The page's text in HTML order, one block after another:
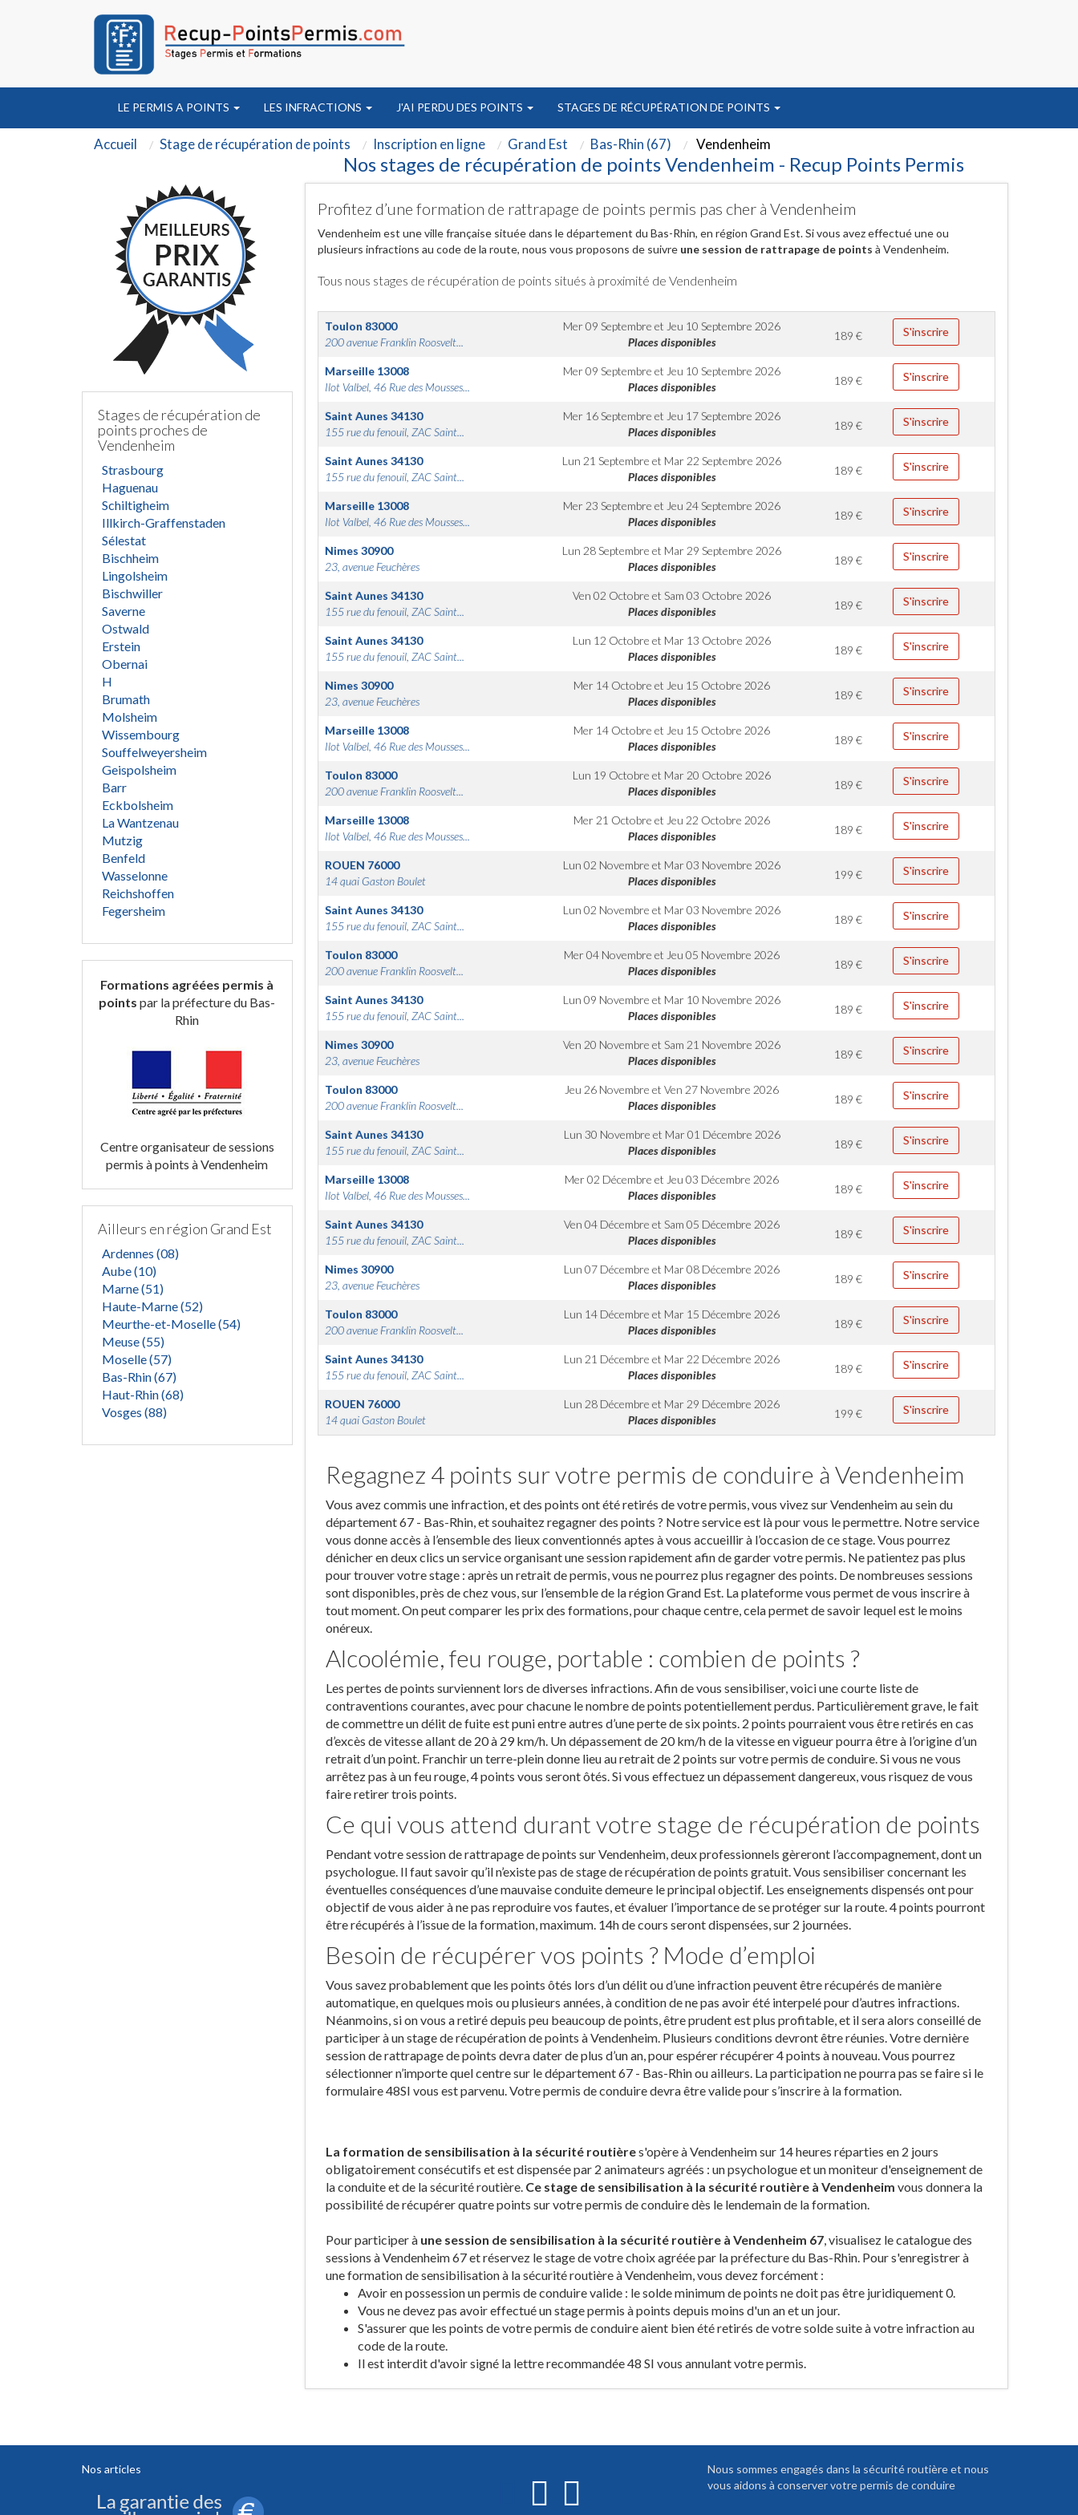
LE PERMIS A POINTS LES INFRACTIONS J'AI PERDU DES POINTS STAGES DE RÉCUPÉRATION DE POINTS
Accueil Stage de récupération de points Inscription en ligne Grand Est Bas-Rhin (67) Vendenheim
Nos stages de récupération de points Vendenheim - Recup Points Permis
Stages de récupération de
points proches de
Vendenheim
Strasbourg
Haguenau
Schiltigheim
Illkirch-Graffenstaden
Sélestat
Bischheim
Lingolsheim
Bischwiller
Saverne
Ostwald
Erstein
Obernai
H
Brumath
Molsheim
Wissembourg
Souffelweyersheim
Geispolsheim
Barr
Eckbolsheim
La Wantzenau
Mutzig
Benfeld
Wasselonne
Reichshoffen
Fegersheim
Formations agréées permis à
points par la préfecture du Bas-
Rhin
Centre organisateur de sessions
permis à points à Vendenheim
Ailleurs en région Grand Est
Ardennes (08)
Aube (10)
Marne (51)
Haute-Marne (52)
Meurthe-et-Moselle (54)
Meuse (55)
Moselle (57)
Bas-Rhin (67)
Haut-Rhin (68)
Vosges (88)
Profitez d’une formation de rattrapage de points permis pas cher à Vendenheim
Vendenheim est une ville française située dans le département du Bas-Rhin, en région Grand Est. Si vous avez effectué une ou
plusieurs infractions au code de la route, nous vous proposons de suivre une session de rattrapage de points à Vendenheim.
Tous nous stages de récupération de points situés à proximité de Vendenheim
Toulon 83000
200 avenue Franklin Roosvelt...
Mer 09 Septembre et Jeu 10 Septembre 2026
Places disponibles
189€ S'inscrire
Marseille 13008
Ilot Valbel, 46 Rue des Mousses...
Mer 09 Septembre et Jeu 10 Septembre 2026
Places disponibles
189€ S'inscrire
Saint Aunes 34130
155 rue du fenouil, ZAC Saint...
Mer 16 Septembre et Jeu 17 Septembre 2026
Places disponibles
189€ S'inscrire
Saint Aunes 34130
155 rue du fenouil, ZAC Saint...
Lun 21 Septembre et Mar 22 Septembre 2026
Places disponibles
189€ S'inscrire
Marseille 13008
Ilot Valbel, 46 Rue des Mousses...
Mer 23 Septembre et Jeu 24 Septembre 2026
Places disponibles
189€ S'inscrire
Nimes 30900
23, avenue Feuchères
Lun 28 Septembre et Mar 29 Septembre 2026
Places disponibles
189€ S'inscrire
Saint Aunes 34130
155 rue du fenouil, ZAC Saint...
Ven 02 Octobre etSam 03 Octobre 2026
Places disponibles
189€ S'inscrire
Saint Aunes 34130
155 rue du fenouil, ZAC Saint...
Lun 12 Octobre et Mar 13 Octobre 2026
Places disponibles
189€ S'inscrire
Nimes 30900
23, avenue Feuchères
Mer 14 Octobre et Jeu 15 Octobre 2026
Places disponibles
189€ S'inscrire
Marseille 13008
Ilot Valbel, 46 Rue des Mousses...
Mer 14 Octobre et Jeu 15 Octobre 2026
Places disponibles
189€ S'inscrire
Toulon 83000
200 avenue Franklin Roosvelt...
Lun 19 Octobre et Mar 20 Octobre 2026
Places disponibles
189€ S'inscrire
Marseille 13008
Ilot Valbel, 46 Rue des Mousses...
Mer 21 Octobre et Jeu 22 Octobre 2026
Places disponibles
189€ S'inscrire
ROUEN 76000
14 quai Gaston Boulet
Lun 02 Novembre et Mar 03 Novembre 2026
Places disponibles
199€ S'inscrire
Saint Aunes 34130
155 rue du fenouil, ZAC Saint...
Lun 02 Novembre et Mar 03 Novembre 2026
Places disponibles
189€ S'inscrire
Toulon 83000
200 avenue Franklin Roosvelt...
Mer 04 Novembre et Jeu 05 Novembre 2026
Places disponibles
189€ S'inscrire
Saint Aunes 34130
155 rue du fenouil, ZAC Saint...
Lun 09 Novembre et Mar 10 Novembre 2026
Places disponibles
189€ S'inscrire
Nimes 30900
23, avenue Feuchères
Ven 20 Novembre etSam 21 Novembre 2026
Places disponibles
189€ S'inscrire
Toulon 83000
200 avenue Franklin Roosvelt...
Jeu 26 Novembre etVen 27 Novembre 2026
Places disponibles
189€ S'inscrire
Saint Aunes 34130
155 rue du fenouil, ZAC Saint...
Lun 30 Novembre et Mar 01 Décembre 2026
Places disponibles
189€ S'inscrire
Marseille 13008
Ilot Valbel, 46 Rue des Mousses...
Mer 02 Décembre et Jeu 03 Décembre 2026
Places disponibles
189€ S'inscrire
Saint Aunes 34130
155 rue du fenouil, ZAC Saint...
Ven 04 Décembre etSam 05 Décembre 2026
Places disponibles
189€ S'inscrire
Nimes 30900
23, avenue Feuchères
Lun 07 Décembre et Mar 08 Décembre 2026
Places disponibles
189€ S'inscrire
Toulon 83000
200 avenue Franklin Roosvelt...
Lun 14 Décembre et Mar 15 Décembre 2026
Places disponibles
189€ S'inscrire
Saint Aunes 34130
155 rue du fenouil, ZAC Saint...
Lun 21 Décembre et Mar 22 Décembre 2026
Places disponibles
189€ S'inscrire
ROUEN 76000
14 quai Gaston Boulet
Lun 28 Décembre et Mar 29 Décembre 2026
Places disponibles
199€ S'inscrire
Regagnez 4 points sur votre permis de conduire à Vendenheim
Vous avez commis une infraction, et des points ont été retirés de votre permis, vous vivez sur Vendenheim au sein du
département 67 - Bas-Rhin, et souhaitez regagner des points ? Notre service est là pour vous le permettre. Notre service
vous donne accès à l’ensemble des lieux conventionnés aptes à vous accueillir à l’occasion de ce stage. Vous pourrez
dénicher en deux clics un service organisant une session rapidement afin de garder votre permis. Ne patientez pas plus
pour trouver votre stage : après un retrait de permis, vous ne pourrez plus regagner des points. De nombreuses sessions
sont disponibles, près de chez vous, sur l’ensemble de la région Grand Est. La plateforme vous permet de vous inscrire à
tout moment. On peut comparer les prix des formations, pour chaque centre, cela permet de savoir lequel est le moins
onéreux.
Alcoolémie, feu rouge, portable : combien de points ?
Les pertes de points surviennent lors de diverses infractions. Afin de vous sensibiliser, voici une courte liste de
contraventions courantes, avec pour chacune le nombre de points potentiellement perdus. Particulièrement grave, le fait
de commettre un délit de fuite est puni entre autres d’une perte de six points. 2 points pourraient vous être retirés en cas
d’excès de vitesse allant de 20 à 29 km/h. Un dépassement de 20 km/h de la vitesse en vigueur pourra être à l’origine d’un
retrait d’un point. Franchir un terre-plein donne lieu au retrait de 2 points sur votre permis de conduire. Si vous ne vous
arrêtez pas à un feu rouge, 4 points vous seront ôtés. Si vous effectuez un dépassement dangereux, vous risquez de vous
faire retirer trois points.
Ce qui vous attend durant votre stage de récupération de points
Pendant votre session de rattrapage de points sur Vendenheim, deux professionnels gèreront l’accompagnement, dont un
psychologue. Il faut savoir qu’il n’existe pas de stage de récupération de points gratuit. Vous sensibiliser concernant les
éventuelles conséquences d’une mauvaise conduite demeure le principal objectif. Les enseignements dispensés ont pour
objectif de vous aider à ne pas reproduire vos fautes, et évaluer l’importance de se protéger sur la route. 4 points pourront
être récupérés à l’issue de la formation, maximum. 14h de cours seront dispensées, sur 2 journées.
Besoin de récupérer vos points ? Mode d’emploi
Vous savez probablement que les points ôtés lors d’un délit ou d’une infraction peuvent être récupérés de manière
automatique, en quelques mois ou plusieurs années, à condition de ne pas avoir été interpelé pour d’autres infractions.
Néanmoins, si on vous a retiré depuis peu beaucoup de points, être prudent est plus profitable, et il sera alors conseillé de
participer à un stage de récupération de points à Vendenheim. Plusieurs conditions devront être réunies. Votre dernière
session de rattrapage de points devra dater de plus d’un an, pour espérer récupérer 4 points à nouveau. Vous pourrez
sélectionner n’importe quel centre sur le département 67 - Bas-Rhin ou ailleurs. La participation ne pourra pas se faire si le
formulaire 48SI vous est parvenu. Votre permis de conduire devra être valide pour s’inscrire à la formation.
La formation de sensibilisation à la sécurité routières'opère à Vendenheim sur 14 heures réparties en 2 jours
obligatoirement consécutifs et est dispensée par 2 animateurs agréés : un psychologue et un moniteur d'enseignement de
la conduite et de la sécurité routière. Ce stage de sensibilisation à la sécurité routière à Vendenheim vous donnera la
possibilité de récupérer quatre points sur votre permis de conduire dès le lendemain de la formation.
Pour participer à une session de sensibilisation à la sécurité routière à Vendenheim 67, visualisez le catalogue des
sessions à Vendenheim 67 et réservez le stage de votre choix agréée par la préfecture du Bas-Rhin. Pour s'enregistrer à
une formation de sensibilisation à la sécurité routière à Vendenheim, vous devez forcément :
Avoir en possession un permis de conduire valide : le solde minimum de points ne doit pas être juridiquement 0.
Vous ne devez pas avoir effectué un stage permis à points depuis moins d'un an et un jour.
S'assurer que les points de votre permis de conduire aient bien été retirés de votre solde suite à votre infraction au
code de la route.
Il est interdit d'avoir signé la lettre recommandée 48 SI vous annulant votre permis.
Nos articles
Nous sommes engagés dans la sécurité routière et nous
vous aidons à conserver votre permis de conduire